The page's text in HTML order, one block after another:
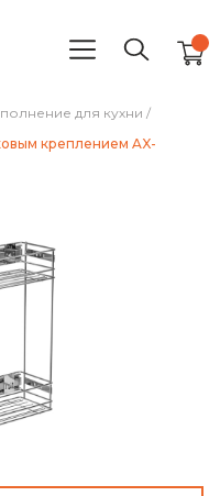
для кухни /
креплением AX-